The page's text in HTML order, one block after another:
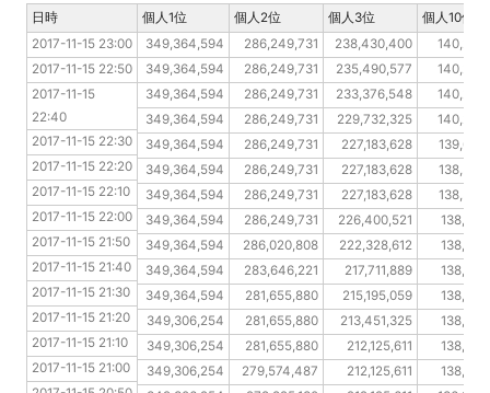
2017-11-15 23:00 349,364,594 286,249,731 238,430,400
2017-11-15 22:50
349,364,594 286,249,731 235,490,577
2017-11-15 22:40
349,364,594 286,249,731 233,376,548
2017-11-15 22:30
349,364,594 286,249,731 229,732,325
2017-11-15 22:20
349,364,594 286,249,731 227,183,628
2017-11-15 22:10
349,364,594 286,249,731 227,183,628
2017-11-15 22:00
349,364,594 286,249,731 227,183,628
2017-11-15 21:50
349,364,594 286,249,731 226,400,521
2017-11-15 21:40
349,364,594 286,020,808 222,328,612
2017-11-15 21:30
349,364,594 283,646,221 217,711,889
2017-11-15 21:20
349,364,594 281,655,880 215,195,059
2017-11-15 21:10
349,306,254 281,655,880 213,451,325
2017-11-15 21:00
349,306,254 281,655,880 212,125,611
2017-11-15 20:50
349,306,254 279,574,487 212,125,611
日時 個人1位 個人2位 個人3位
個人10位
2017-11-15 23:00
2017-11-15 22:50
2017-11-15
22:40
2017-11-15 22:30
2017-11-15 22:20
2017-11-15 22:10
2017-11-15 22:00
2017-11-15 21:50
2017-11-15 21:40
2017-11-15 21:30
2017-11-15 21:20
2017-11-15 21:10
2017-11-15 21:00
日時